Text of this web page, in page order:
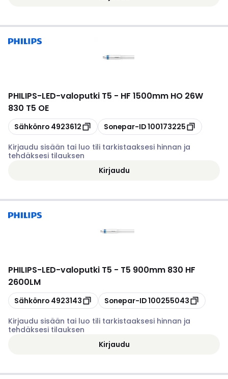
PHILIPS-LED-valoputki T5 - HF 1500mm HO 26W
830 T5 OE
Kopioi
Sähkönro 4923612 Kopioi
Sonepar-ID100173225
Kirjaudu sisään tai luo tili tarkistaaksesi hinnan ja
tehdäksesi tilauksen
Kirjaudu
PHILIPS-LED-valoputki T5 - T5 900mm 830 HF
2600LM
Kopioi
Sähkönro 4923143 Kopioi
Sonepar-ID100255043
Kirjaudu sisään tai luo tili tarkistaaksesi hinnan ja
tehdäksesi tilauksen
Kirjaudu